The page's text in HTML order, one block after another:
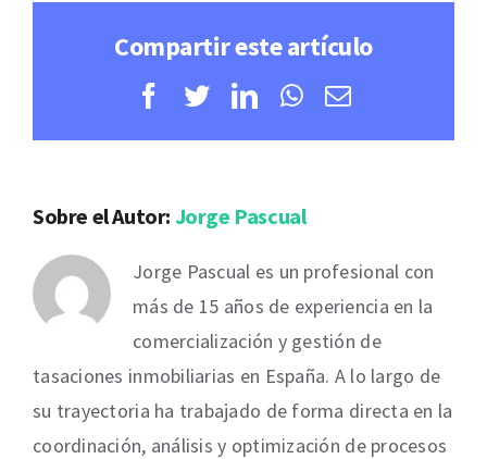
Compartir este artículo
Facebook
TwitterLinkedInWhatsApp
Correo
Sobre el Autor: Jorge Pascual
Jorge Pascual es un profesional con
más de 15 años de experiencia en la
comercialización y gestión de
tasaciones inmobiliarias en España. A lo largo de
su trayectoria ha trabajado de forma directa en la
coordinación, análisis y optimización de procesos